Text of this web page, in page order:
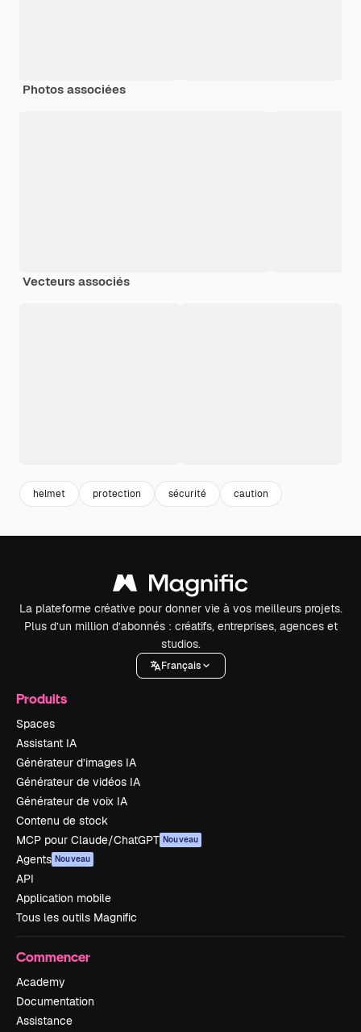
Photos associées
Vecteurs associés
helmet protection sécurité caution
La plateforme créative pour donner vie à vos meilleurs projets.
Plus d’un million d’abonnés : créatifs, entreprises, agences et
studios.
Français
Produits
Spaces
Assistant IA
Générateur d’images IA
Générateur de vidéos IA
Générateur de voix IA
Contenu de stock
MCP pour Claude/ChatGPT Nouveau
Agents Nouveau
API
Application mobile
Tous les outils Magnific
Commencer
Academy
Documentation
Assistance